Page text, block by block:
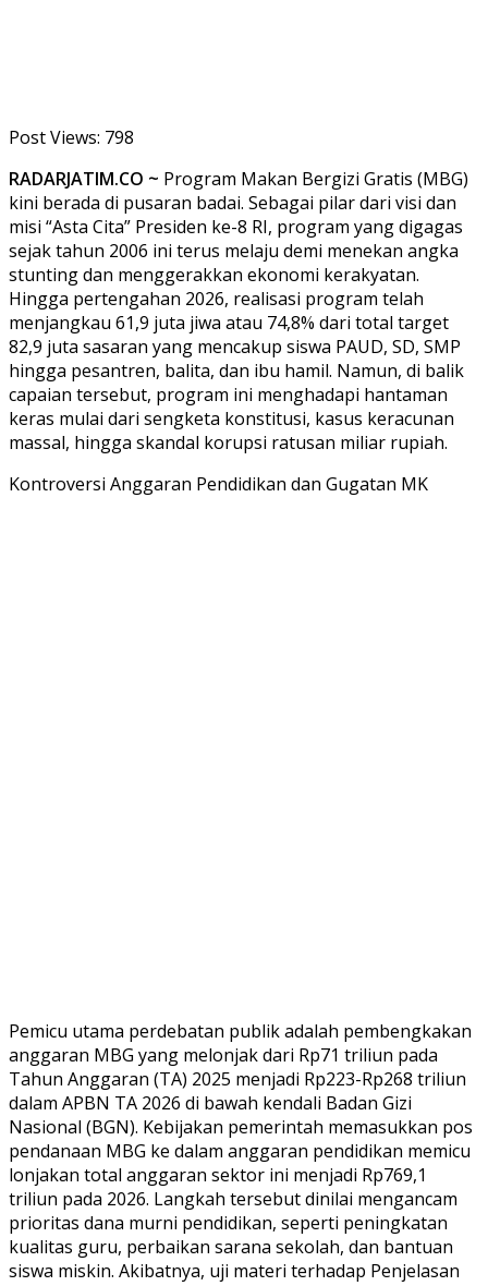
Post Views: 798
RADARJATIM.CO ~ Program Makan Bergizi Gratis (MBG)
kini berada di pusaran badai. Sebagai pilar dari visi dan
misi “Asta Cita” Presiden ke-8 RI, program yang digagas
sejak tahun 2006 ini terus melaju demi menekan angka
stunting dan menggerakkan ekonomi kerakyatan.
Hingga pertengahan 2026, realisasi program telah
menjangkau 61,9 juta jiwa atau 74,8% dari total target
82,9 juta sasaran yang mencakup siswa PAUD, SD, SMP
hingga pesantren, balita, dan ibu hamil. Namun, di balik
capaian tersebut, program ini menghadapi hantaman
keras mulai dari sengketa konstitusi, kasus keracunan
massal, hingga skandal korupsi ratusan miliar rupiah.
Kontroversi Anggaran Pendidikan dan Gugatan MK
Pemicu utama perdebatan publik adalah pembengkakan
anggaran MBG yang melonjak dari Rp71 triliun pada
Tahun Anggaran (TA) 2025 menjadi Rp223-Rp268 triliun
dalam APBN TA 2026 di bawah kendali Badan Gizi
Nasional (BGN). Kebijakan pemerintah memasukkan pos
pendanaan MBG ke dalam anggaran pendidikan memicu
lonjakan total anggaran sektor ini menjadi Rp769,1
triliun pada 2026. Langkah tersebut dinilai mengancam
prioritas dana murni pendidikan, seperti peningkatan
kualitas guru, perbaikan sarana sekolah, dan bantuan
siswa miskin. Akibatnya, uji materi terhadap Penjelasan